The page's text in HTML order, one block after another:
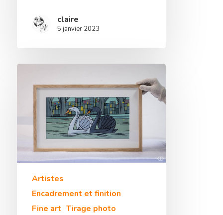
claire
5 janvier 2023
Artistes
Encadrement et finition
Fine art Tirage photo